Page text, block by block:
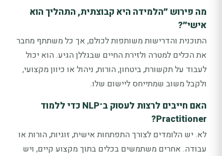
מה פירוש ״הלמידה היא קבוצתית, התהליך הוא
אישי״?
התוכנית והדרישות משותפות לכולם, אך כל משתתף מחבר
את הכלים למטרה ולזירת החיים שבגללן הגיע. הוא יכול
לעבוד על תקשורת, ביטחון, הורות, ניהול או כיוון מקצועי,
ולקבל משוב שמתייחס ליישום שלו.
האם חייבים לרצות לעסוק ב־NLP כדי ללמוד
Practitioner?
לא. יש הלומדים לצורך התפתחות אישית, זוגיות, הורות או
עבודה. אחרים משתמשים בכלים בתוך מקצוע קיים, ויש